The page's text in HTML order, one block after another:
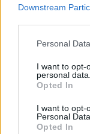
Downstream
Personal
I want to opt-
personal data.
Opted In
I want to opt-
Personal Data.
Opted In
Stoltenberg:
ndërhyjë në